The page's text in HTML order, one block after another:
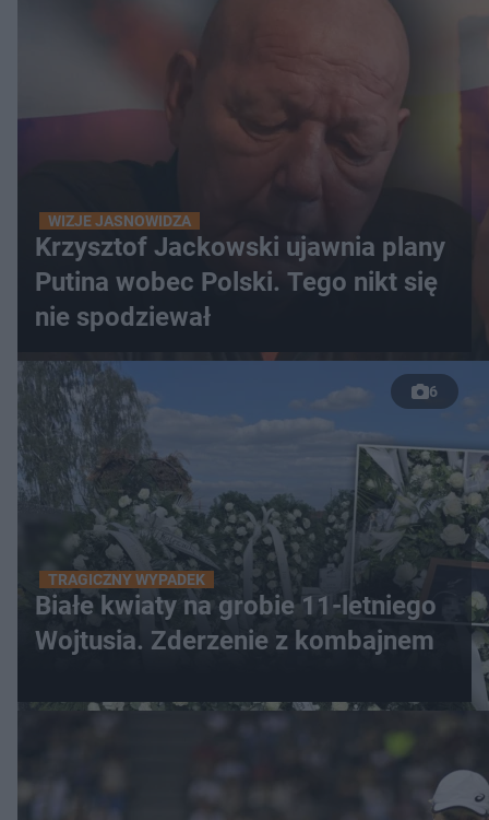
WIZJE JASNOWIDZA
Krzysztof Jackowski ujawnia plany
Putina wobec Polski. Tego nikt się
nie spodziewał
6
TRAGICZNY WYPADEK
Białe kwiaty na grobie 11-letniego
Wojtusia. Zderzenie z kombajnem